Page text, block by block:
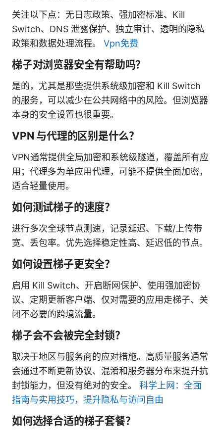
关注以下点：无日志政策、强加密标准、Kill
Switch、DNS 泄露保护、独立审计、透明的隐私
政策和数据处理流程。 Vpn免费
梯子对浏览器安全有帮助吗？
是的，尤其是那些提供系统级加密和 Kill Switch
的服务，可以减少在公共网络中的风险。但浏览器
本身的安全设置也很重要。
VPN 与代理的区别是什么？
VPN通常提供全局加密和系统级隧道，覆盖所有应
用；代理多为单应用代理，可能不提供全面加密，
适合轻量使用。
如何测试梯子的速度？
进行多次全球节点测速，记录延迟、下载/上传带
宽、丢包率。优先选择稳定性高、延迟低的节点。
如何设置梯子更安全？
启用 Kill Switch、开启断网保护、使用强加密协
议、定期更新客户端、仅对需要的应用走梯子、关
闭不必要的跨境流量。
梯子会不会被完全封锁？
取决于地区与服务商的应对措施。高质量服务通常
会通过不断更新协议、混淆和服务器分布来提升抗
封锁能力，但没有绝对的安全。 科学上网：全面
指南与实用技巧，提升隐私与访问自由
如何选择合适的梯子套餐？